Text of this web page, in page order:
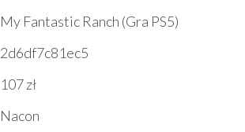
My Fantastic Ranch (Gra PS5)
2d6df7c81ec5
107 zł
Nacon